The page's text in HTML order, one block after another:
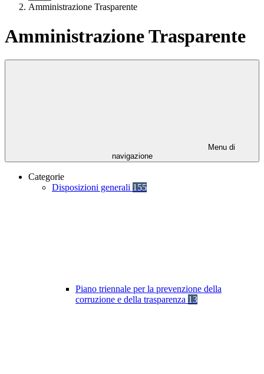
Amministrazione Trasparente
Amministrazione Trasparente
Menu di
navigazione
Categorie
Disposizioni generali 155
Piano triennale per la prevenzione della
corruzione e della trasparenza 13